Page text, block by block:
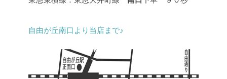
自由が丘南口より当店まで♪